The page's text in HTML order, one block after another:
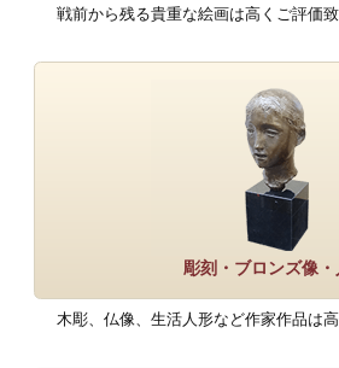
戦前から残る貴重な絵画は高くご評価致
彫刻・ブロンズ像・
木彫、仏像、生活人形など作家作品は高